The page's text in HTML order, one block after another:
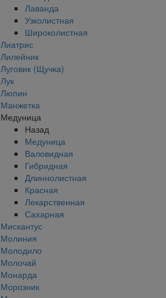
Лаванда
Узколистная
Широколистная
Лиатрис
Лилейник
Луговик (Щучка)
Лук
Люпин
Манжетка
Медуница
Назад
Медуница
Валовидная
Гибридная
Длиннолистная
Красная
Лекарственная
Сахарная
Мискантус
Молиния
Молодило
Молочай
Монарда
Морозник